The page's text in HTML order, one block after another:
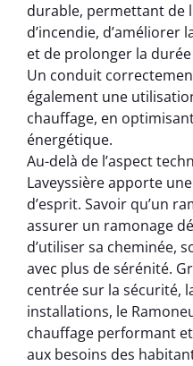
durable, permettant de
d’incendie, d’améliorer
et de prolonger la
Un conduit
également une
chauffage, en
énergétique.
Au-delà de l’aspect
Laveyssière apporte
d’esprit. Savoir qu’un
assurer un ramonage
d’utiliser sa cheminée,
avec plus de sérénité.
centrée sur la sécurité,
installations, le
chauffage performant
aux besoins des